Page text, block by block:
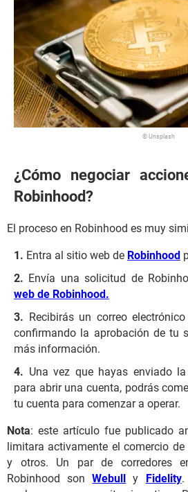
© Unsplash
¿Cómo negociar
Robinhood?
El proceso en Robinhood es muy
Entra al sitio web de Robinhood
Envía una solicitud de
web de Robinhood.
Recibirás un correo
confirmando la aprobación de tu
más información.
Una vez que hayas enviado
para abrir una cuenta, podrás
tu cuenta para comenzar a operar.
Nota: este artículo fue publicado
limitara activamente el comercio
y otros. Un par de corredores
Robinhood sonWebull y Fidelity.